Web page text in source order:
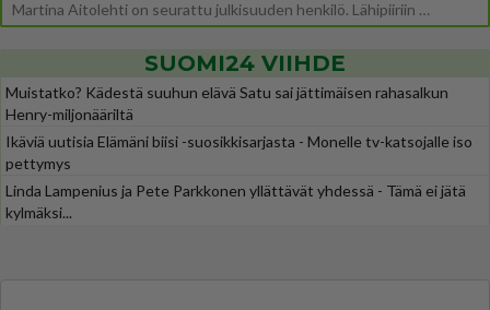
Martina Aitolehti on seurattu julkisuuden henkilö. Lähipiiriin mahtuu muitakin tunnettuja henkilöitä. Tiesitkö, että Ma
SUOMI24 VIIHDE
Muistatko? Kädestä suuhun elävä Satu sai jättimäisen rahasalkun
Henry-miljonääriltä
Ikäviä uutisia Elämäni biisi -suosikkisarjasta - Monelle tv-katsojalle iso
pettymys
Linda Lampenius ja Pete Parkkonen yllättävät yhdessä - Tämä ei jätä
kylmäksi...